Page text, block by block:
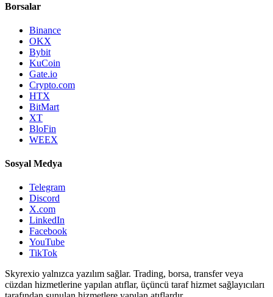
Borsalar
Binance
OKX
Bybit
KuCoin
Gate.io
Crypto.com
HTX
BitMart
XT
BloFin
WEEX
Sosyal Medya
Telegram
Discord
X.com
LinkedIn
Facebook
YouTube
TikTok
Skyrexio yalnızca yazılım sağlar. Trading, borsa, transfer veya
cüzdan hizmetlerine yapılan atıflar, üçüncü taraf hizmet sağlayıcıları